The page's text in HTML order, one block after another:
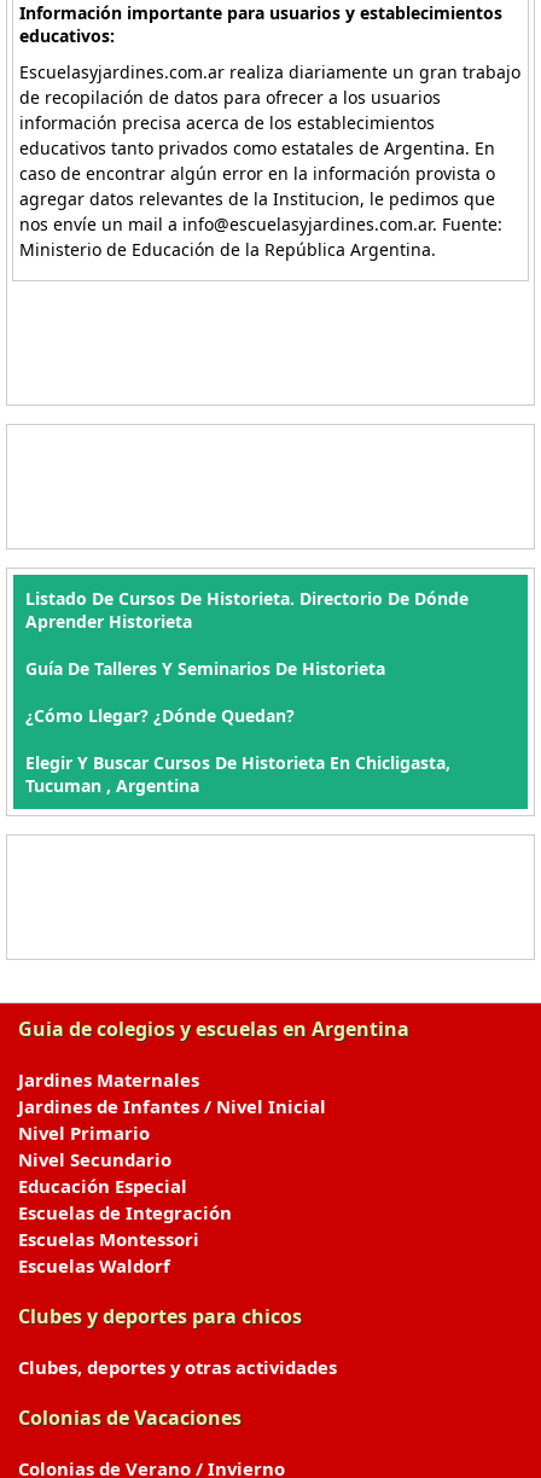
Información importante para usuarios y establecimientos
educativos:
Escuelasyjardines.com.ar realiza diariamente un gran trabajo
de recopilación de datos para ofrecer a los usuarios
información precisa acerca de los establecimientos
educativos tanto privados como estatales de Argentina. En
caso de encontrar algún error en la información provista o
agregar datos relevantes de la Institucion, le pedimos que
nos envíe un mail a info@escuelasyjardines.com.ar. Fuente:
Ministerio de Educación de la República Argentina.
Listado De Cursos De Historieta. Directorio De Dónde
Aprender Historieta
Guía De Talleres Y Seminarios De Historieta
¿Cómo Llegar? ¿Dónde Quedan?
Elegir Y Buscar Cursos De Historieta En Chicligasta,
Tucuman , Argentina
Guia de colegios y escuelas en Argentina
Jardines Maternales
Jardines de Infantes / Nivel Inicial
Nivel Primario
Nivel Secundario
Educación Especial
Escuelas de Integración
Escuelas Montessori
Escuelas Waldorf
Clubes y deportes para chicos
Clubes, deportes y otras actividades
Colonias de Vacaciones
Colonias de Verano / Invierno